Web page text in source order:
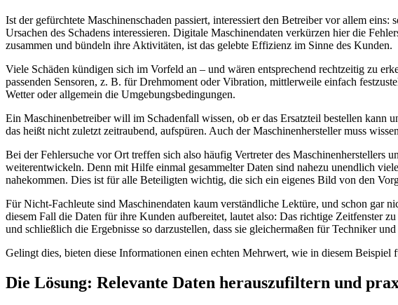
Ist der gefürchtete Maschinenschaden passiert, interessiert den Betreiber vor allem
Ursachen des Schadens interessieren. Digitale Maschinendaten verkürzen hier die
zusammen und bündeln ihre Aktivitäten, ist das gelebte Effizienz im Sinne des Kunden.
Viele Schäden kündigen sich im Vorfeld an – und wären entsprechend rechtzeitig zu
passenden Sensoren, z. B. für Drehmoment oder Vibration, mittlerweile einfach
Wetter oder allgemein die Umgebungsbedingungen.
Ein Maschinenbetreiber will im Schadenfall wissen, ob er das Ersatzteil bestellen kann
das heißt nicht zuletzt zeitraubend, aufspüren. Auch der Maschinenhersteller muss
Bei der Fehlersuche vor Ort treffen sich also häufig Vertreter des Maschinenherstellers
weiterentwickeln. Denn mit Hilfe einmal gesammelter Daten sind nahezu unendlich
nahekommen. Dies ist für alle Beteiligten wichtig, die sich ein eigenes Bild von den
Für Nicht-Fachleute sind Maschinendaten kaum verständliche Lektüre, und schon gar
diesem Fall die Daten für ihre Kunden aufbereitet, lautet also: Das richtige Zeitfenster
und schließlich die Ergebnisse so darzustellen, dass sie gleichermaßen für Techniker
Gelingt dies, bieten diese Informationen einen echten Mehrwert, wie in diesem Beispiel
Die Lösung: Relevante Daten herauszufiltern und